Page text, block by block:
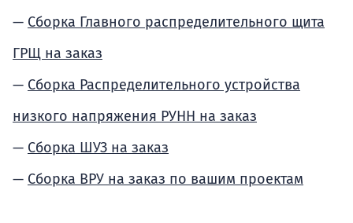
Сборка Главного распределительного щита
ГРЩ на заказ
Сборка Распределительного устройства
низкого напряжения РУНН на заказ
Сборка ШУЗ на заказ
Сборка ВРУ на заказ по вашим проектам